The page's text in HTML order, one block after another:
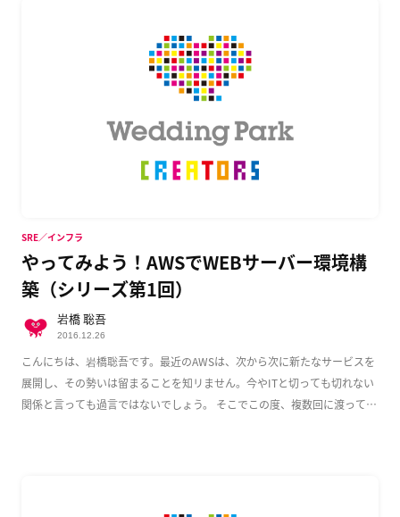
やってみよう！AWSでWEBサーバー環境構
築（シリーズ第1回）
こんにちは、岩橋聡吾です。最近のAWSは、次から次に新たなサービスを
展開し、その勢いは留まることを知リません。今やITと切っても切れない
関係と言っても過言ではないでしょう。 そこでこの度、複数回に渡って
SRE／インフラ
岩橋 聡吾
2016.12.26